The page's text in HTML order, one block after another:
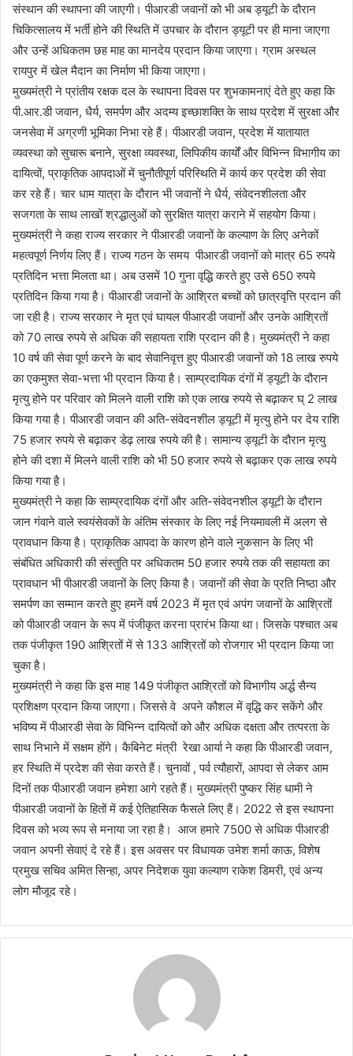
संस्थान की स्थापना की जाएगी। पीआरडी जवानों को भी अब ड्यूटी के दौरान
चिकित्सालय में भर्ती होने की स्थिति में उपचार के दौरान ड्यूटी पर ही माना जाएगा
और उन्हें अधिकतम छह माह का मानदेय प्रदान किया जाएगा। ग्राम अस्थल
रायपुर में खेल मैदान का निर्माण भी किया जाएगा।
मुख्यमंत्री ने प्रांतीय रक्षक दल के स्थापना दिवस पर शुभकामनाएं देते हुए कहा कि
पी.आर.डी जवान, धैर्य, समर्पण और अदम्य इच्छाशक्ति के साथ प्रदेश में सुरक्षा और
जनसेवा में अग्रणी भूमिका निभा रहे हैं। पीआरडी जवान, प्रदेश में यातायात
व्यवस्था को सुचारू बनाने, सुरक्षा व्यवस्था, लिपिकीय कार्यों और विभिन्न विभागीय का
दायित्वों, प्राकृतिक आपदाओं में चुनौतीपूर्ण परिस्थिति में कार्य कर प्रदेश की सेवा
कर रहे हैं। चार धाम यात्रा के दौरान भी जवानों ने धैर्य, संवेदनशीलता और
सजगता के साथ लाखों श्रद्धालुओं को सुरक्षित यात्रा कराने में सहयोग किया।
मुख्यमंत्री ने कहा राज्य सरकार ने पीआरडी जवानों के कल्याण के लिए अनेकों
महत्वपूर्ण निर्णय लिए हैं। राज्य गठन के समय पीआरडी जवानों को मात्र 65 रुपये
प्रतिदिन भत्ता मिलता था। अब उसमें 10 गुना वृद्धि करते हुए उसे 650 रुपये
प्रतिदिन किया गया है। पीआरडी जवानों के आश्रित बच्चों को छात्रवृत्ति प्रदान की
जा रही है। राज्य सरकार ने मृत एवं घायल पीआरडी जवानों और उनके आश्रितों
को 70 लाख रुपये से अधिक की सहायता राशि प्रदान की है। मुख्यमंत्री ने कहा
10 वर्ष की सेवा पूर्ण करने के बाद सेवानिवृत्त हुए पीआरडी जवानों को 18 लाख रुपये
का एकमुश्त सेवा-भत्ता भी प्रदान किया है। साम्प्रदायिक दंगों में ड्यूटी के दौरान
मृत्यु होने पर परिवार को मिलने वाली राशि को एक लाख रुपये से बढ़ाकर घ् 2 लाख
किया गया है। पीआरडी जवान की अति-संवेदनशील ड्यूटी में मृत्यु होने पर देय राशि
75 हजार रुपये से बढ़ाकर डेढ़ लाख रुपये की है। सामान्य ड्यूटी के दौरान मृत्यु
होने की दशा में मिलने वाली राशि को भी 50 हजार रुपये से बढ़ाकर एक लाख रुपये
किया गया है।
मुख्यमंत्री ने कहा कि साम्प्रदायिक दंगों और अति-संवेदनशील ड्यूटी के दौरान
जान गंवाने वाले स्वयंसेवकों के अंतिम संस्कार के लिए नई नियमावली में अलग से
प्रावधान किया है। प्राकृतिक आपदा के कारण होने वाले नुकसान के लिए भी
संबंधित अधिकारी की संस्तुति पर अधिकतम 50 हजार रुपये तक की सहायता का
प्रावधान भी पीआरडी जवानों के लिए किया है। जवानों की सेवा के प्रति निष्ठा और
समर्पण का सम्मान करते हुए हमनें वर्ष 2023 में मृत एवं अपंग जवानों के आश्रितों
को पीआरडी जवान के रूप में पंजीकृत करना प्रारंभ किया था। जिसके पश्चात अब
तक पंजीकृत 190 आश्रितों में से 133 आश्रितों को रोजगार भी प्रदान किया जा
चुका है।
मुख्यमंत्री ने कहा कि इस माह 149 पंजीकृत आश्रितों को विभागीय अर्द्ध सैन्य
प्रशिक्षण प्रदान किया जाएगा। जिससे वे अपने कौशल में वृद्धि कर सकेंगे और
भविष्य में पीआरडी सेवा के विभिन्न दायित्वों को और अधिक दक्षता और तत्परता के
साथ निभाने में सक्षम होंगे। कैबिनेट मंत्री रेखा आर्या ने कहा कि पीआरडी जवान,
हर स्थिति में प्रदेश की सेवा करते हैं। चुनावों , पर्व त्यौहारों, आपदा से लेकर आम
दिनों तक पीआरडी जवान हमेशा आगे रहते हैं। मुख्यमंत्री पुष्कर सिंह धामी ने
पीआरडी जवानों के हितों में कई ऐतिहासिक फैसले लिए हैं। 2022 से इस स्थापना
दिवस को भव्य रूप से मनाया जा रहा है। आज हमारे 7500 से अधिक पीआरडी
जवान अपनी सेवाएं दे रहे हैं। इस अवसर पर विधायक उमेश शर्मा काऊ, विशेष
प्रमुख सचिव अमित सिन्हा, अपर निदेशक युवा कल्याण राकेश डिमरी, एवं अन्य
लोग मौजूद रहे।